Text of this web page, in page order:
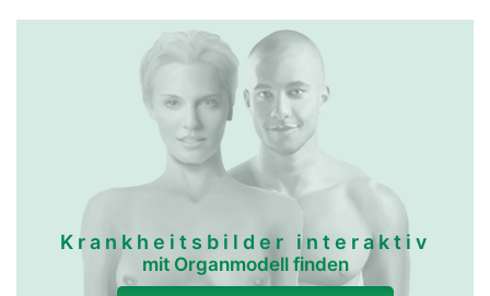
Krankheitsbilder interaktiv
mit Organmodell finden